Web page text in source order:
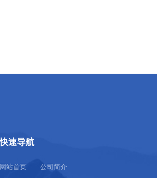
速导航
站首页 公司简介